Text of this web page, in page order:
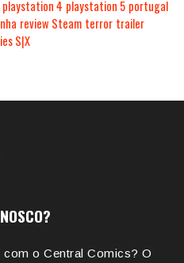
playstation 4 playstation 5 portugal
review Steam terror trailer
S|X
com o Central Comics? O